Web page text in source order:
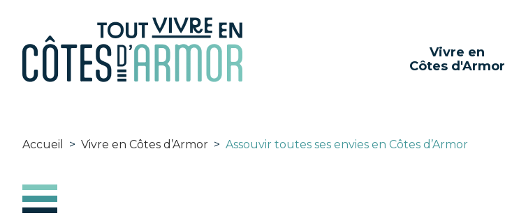
Vivre en
Côtes d'Armor
Accueil > Vivre en Côtes d’Armor > Assouvir toutes ses envies en Côtes d’Armor